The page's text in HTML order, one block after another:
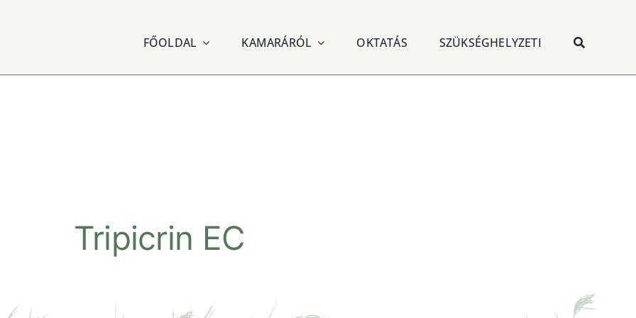
FŐOLDAL KAMARÁRÓL OKTATÁS SZÜKSÉGHELYZETI
Tripicrin EC